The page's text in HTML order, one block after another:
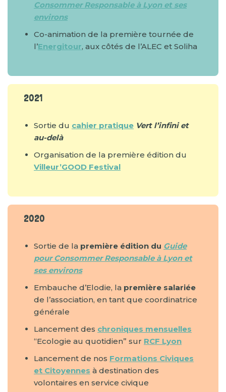
Consommer Responsable à Lyon et ses
environs
Co-animation de la première tournée de
l’Energitour, aux côtés de l’ALEC et Soliha
2021
Sortie du cahier pratique Vert l’infini et
au-delà
Organisation de la première édition du
Villeur’GOOD Festival
2020
Sortie de la première édition du Guide
pour Consommer Responsable à Lyon et
ses environs
Embauche d’Elodie, la première salariée
de l’association, en tant que coordinatrice
générale
Lancement des chroniques mensuelles
“Ecologie au quotidien” sur RCF Lyon
Lancement de nos Formations Civiques
et Citoyennes à destination des
volontaires en service civique